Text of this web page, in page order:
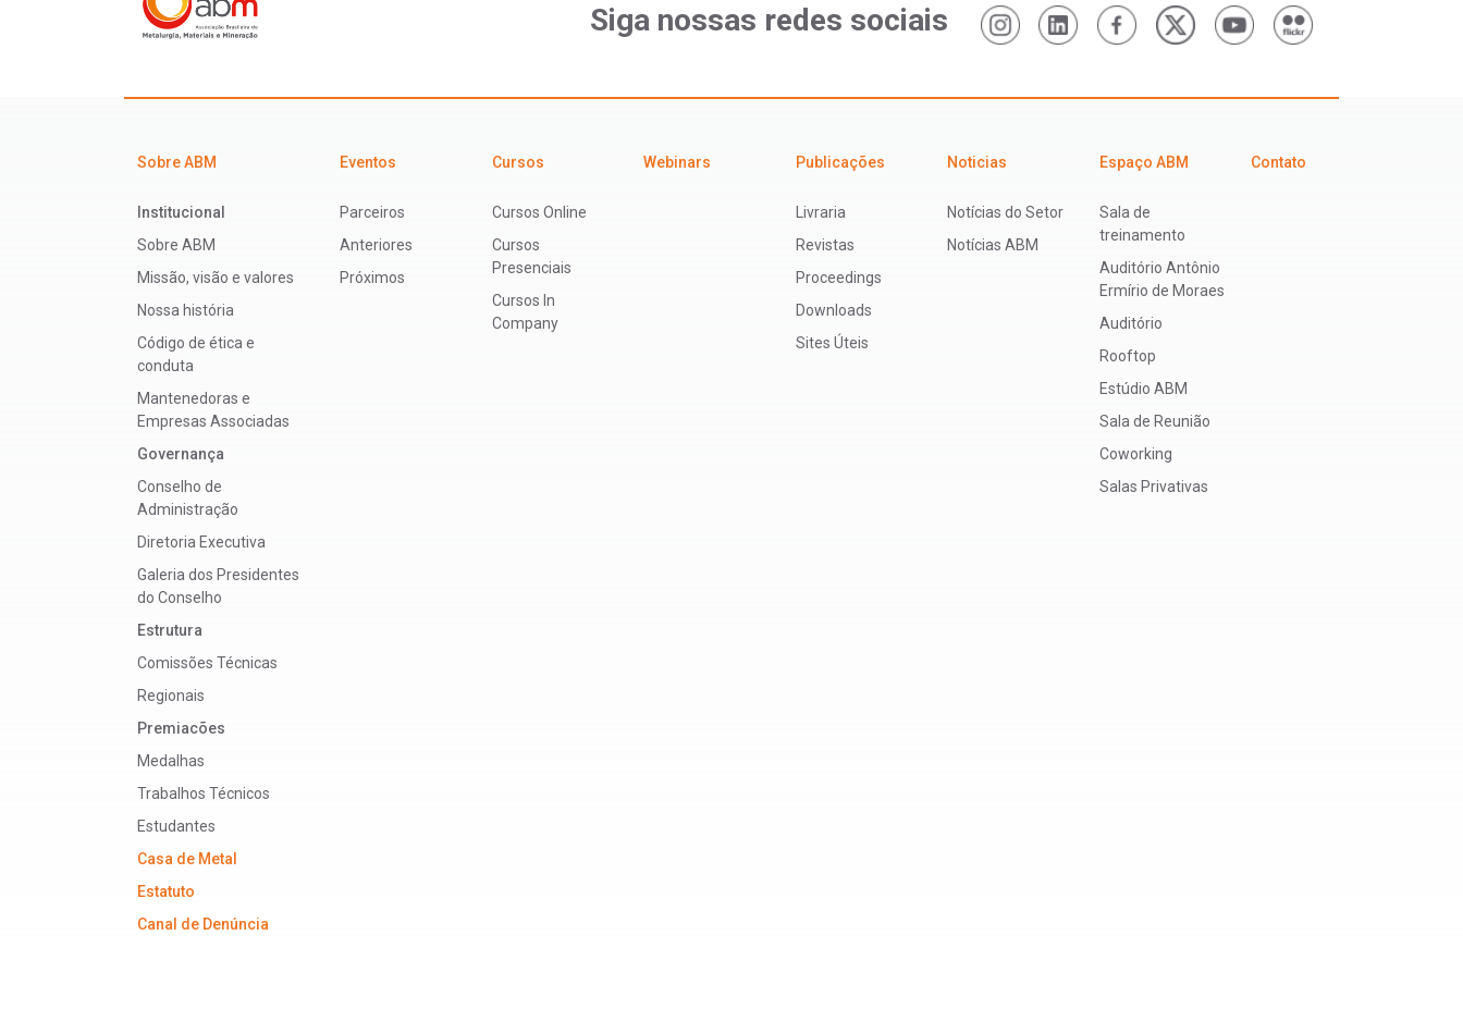
Siga nossas redes sociais
Sobre ABM
Institucional
Sobre ABM
Missão, visão e valores
Nossa história
Código de ética e
conduta
Mantenedoras e
Empresas Associadas
Governança
Conselho de
Administração
Diretoria Executiva
Galeria dos Presidentes
do Conselho
Estrutura
Comissões Técnicas
Regionais
Premiacões
Medalhas
Trabalhos Técnicos
Estudantes
Casa de Metal
Estatuto
Canal de Denúncia
Eventos
Parceiros
Anteriores
Próximos
Cursos
Cursos Online
Cursos
Presenciais
Cursos In
Company
Webinars Publicações
Livraria
Revistas
Proceedings
Downloads
Sites Úteis
Noticias
Notícias do Setor
Notícias ABM
Espaço ABM
Sala de
treinamento
Auditório Antônio
Ermírio de Moraes
Auditório
Rooftop
Estúdio ABM
Sala de Reunião
Coworking
Salas Privativas
Contato